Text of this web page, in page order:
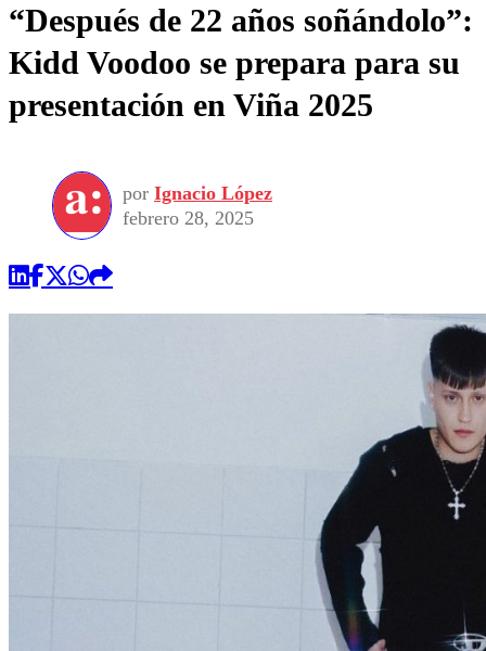
“Después de 22 años soñándolo”:
Kidd Voodoo se prepara para su
presentación en Viña 2025
por Ignacio López
febrero 28, 2025